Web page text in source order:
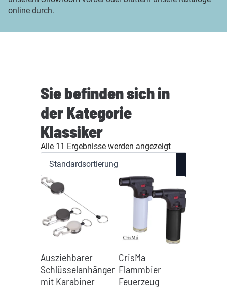
online durch.
Sie befinden sich in
der Kategorie
Klassiker
Alle 11 Ergebnisse werden angezeigt
Ausziehbarer
Schlüsselanhänger
mit Karabiner
CrisMa
Flammbier
Feuerzeug